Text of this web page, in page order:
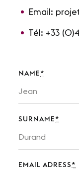
Nos
Le Club
ACTUALITÉS
Nos
Agenda
Email:
Tél: +33
NAME*
SURNAME*
EMAIL ADRESS*